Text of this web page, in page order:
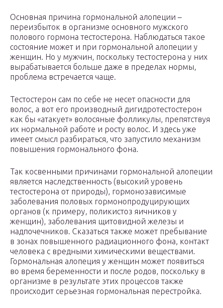
Основная причина гормональной алопеции –
переизбыток в организме основного мужского
полового гормона тестостерона. Наблюдаться такое
состояние может и при гормональной алопеции у
женщин. Но у мужчин, поскольку тестостерона у них
вырабатывается больше даже в пределах нормы,
проблема встречается чаще.
Тестостерон сам по себе не несет опасности для
волос, а вот его производный дигидротестостерон
как бы «атакует» волосяные фолликулы, препятствуя
их нормальной работе и росту волос. И здесь уже
имеет смысл разбираться, что запустило механизм
повышения гормонального фона.
Так косвенными причинами гормональной алопеции
является наследственность (высокий уровень
тестостерона от природы), гормонозависимые
заболевания половых гормонопродуцирующих
органов (к примеру, поликистоз яичников у
женщин), заболевания щитовидной железы и
надпочечников. Сказаться также может пребывание
в зонах повышенного радиационного фона, контакт
человека с вредными химическими веществами.
Гормональная алопеция у женщин может появиться
во время беременности и после родов, поскольку в
организме в результате этих процессов также
происходит серьезная гормональная перестройка.